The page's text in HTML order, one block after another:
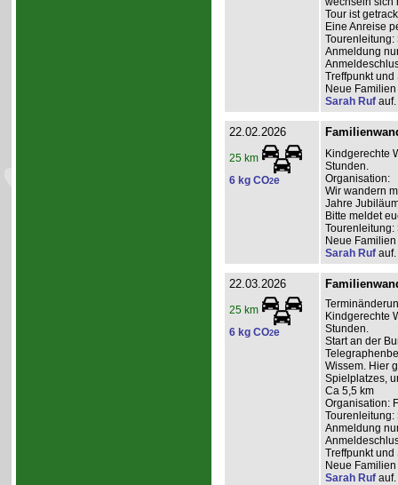
Tour ist
Eine Anreise
Tourenleitung:
Anmeldung
Treffpunkt und
Neue
Sarah Rufauf.
22.02.2026
25 km
6 kg CO2e
Kindgerechte
Stunden.
Organisation:
Wir wandern
Jahre
Bitte meldet
Tourenleitung:
Neue
Sarah Rufauf.
22.03.2026
25 km
6 kg CO2e
Kindgerechte
Stunden.
Start an der
Wissem. Hier
Spielplatzes,
Ca 5,5 km
Organisation:
Tourenleitung:
Anmeldung
Treffpunkt und
Neue
Sarah Rufauf.